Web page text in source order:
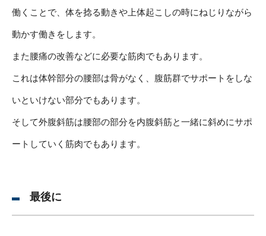
働くことで、体を捻る動きや上体起こしの時にねじりながら
動かす働きをします。
また腰痛の改善などに必要な筋肉でもあります。
これは体幹部分の腰部は骨がなく、腹筋群でサポートをしな
いといけない部分でもあります。
そして外腹斜筋は腰部の部分を内腹斜筋と一緒に斜めにサポ
ートしていく筋肉でもあります。
最後に